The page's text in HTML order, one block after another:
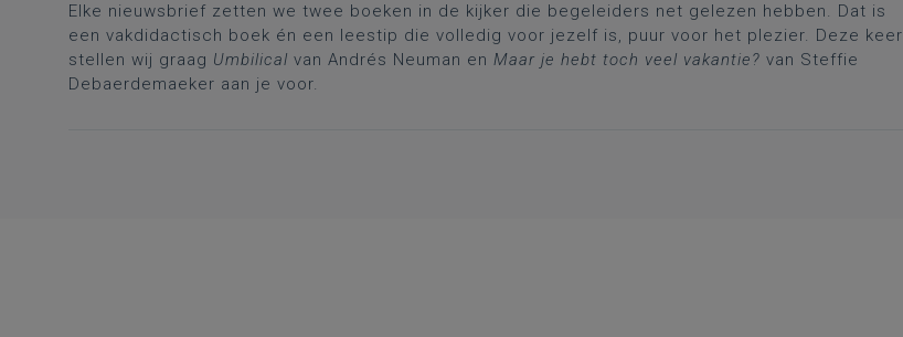
Elke nieuwsbrief zetten we twee boeken in de kijker die begeleiders net gelezen hebben. Dat is
een vakdidactisch boek én een leestip die volledig voor jezelf is, puur voor het plezier. Deze keer
stellen wij graag Umbilical van Andrés Neuman en Maar je hebt toch veel vakantie? van Steffie
Debaerdemaeker aan je voor.